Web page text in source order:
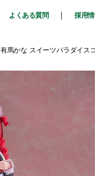
よくある質問 採用
有馬かな スイーツパラダイス